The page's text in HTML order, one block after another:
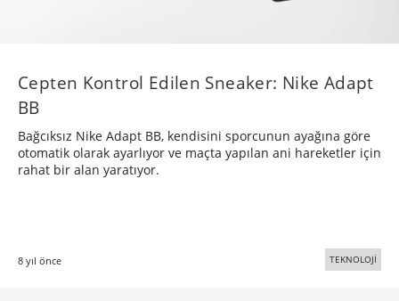
Cepten Kontrol Edilen Sneaker: Nike Adapt
BB
Bağcıksız Nike Adapt BB, kendisini sporcunun ayağına göre
otomatik olarak ayarlıyor ve maçta yapılan ani hareketler için
rahat bir alan yaratıyor.
8 yıl önce TEKNOLOJİ